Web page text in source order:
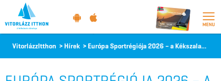
Vitorlázz
itthon
VitorlázzItthon > Hírek > Európa Sportrégiója 2026 – a Kékszalag PORT-ba is ellátogatottak a ACES Europe Egyesület zsűritagjai